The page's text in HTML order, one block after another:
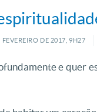
FEVEREIRO DE 2017, 9H27
e quer